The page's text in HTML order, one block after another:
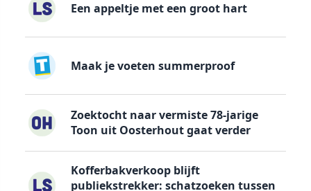
Een appeltje met een groot hart
Maak je voeten summerproof
Zoektocht naar vermiste 78-jarige
Toon uit Oosterhout gaat verder
Kofferbakverkoop blijft
publiekstrekker: schatzoeken tussen